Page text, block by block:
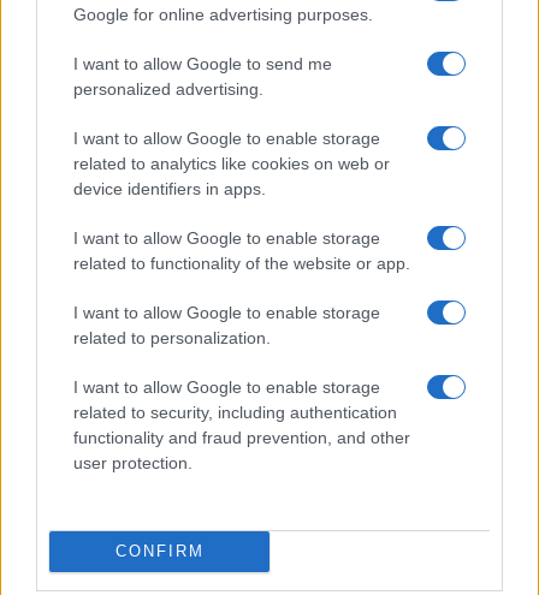
Google for online advertising purposes.
I want to allow Google to send me
personalized advertising.
I want to allow Google to enable storage
related to analytics like cookies on web or
device identifiers in apps.
I want to allow Google to enable storage
related to functionality of the website or app.
I want to allow Google to enable storage
related to personalization.
I want to allow Google to enable storage
related to security, including authentication
functionality and fraud prevention, and other
user protection.
CONFIRM
Continua a leggere
Guida ai settori con prospettive per giovani donne
MAKEUP